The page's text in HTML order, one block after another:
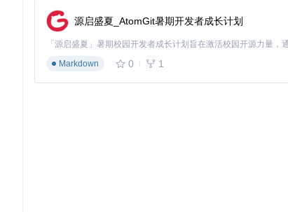
实施：
评估现有部署流程痛点，确定适合的部署策略
建立完善的监控与回滚机制，逐步扩大应用范围
源启盛夏_AtomGit暑期开发者成长计划
Markdown
0 1